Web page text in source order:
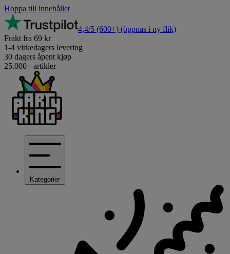
Hoppa till innehållet
4,4/5 (600+) (öppnas i ny flik)
Frakt fra 69 kr
1-4 virkedagers levering
30 dagers åpent kjøp
25.000+ artikler
Kategorier